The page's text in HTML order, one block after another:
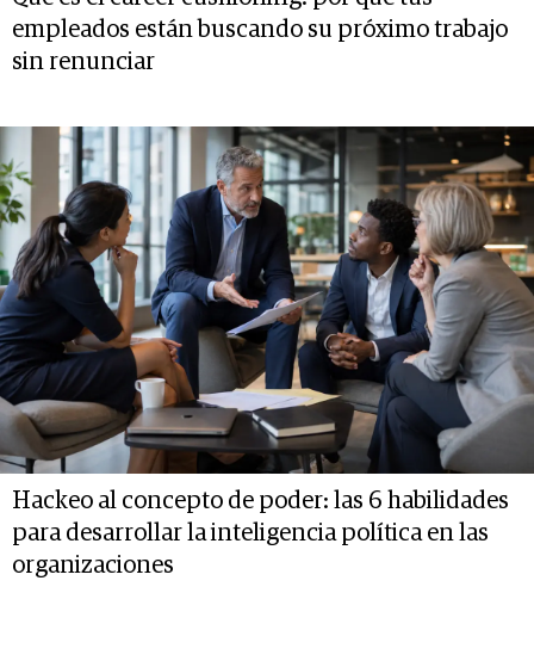
empleados están buscando su próximo trabajo
sin renunciar
Hackeo al concepto de poder: las 6 habilidades
para desarrollar la inteligencia política en las
organizaciones